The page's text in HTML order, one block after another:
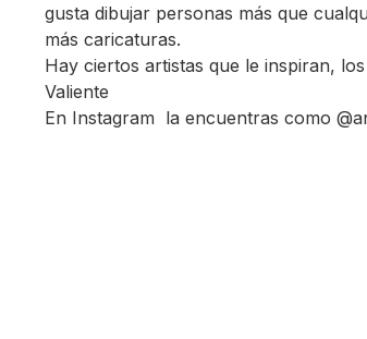
gusta dibujar personas más que
más caricaturas.
Hay ciertos artistas que le inspiran,
Valiente
En Instagram la encuentras como